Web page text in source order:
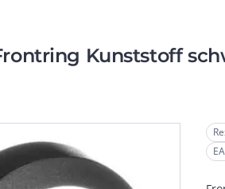
Kunststoff